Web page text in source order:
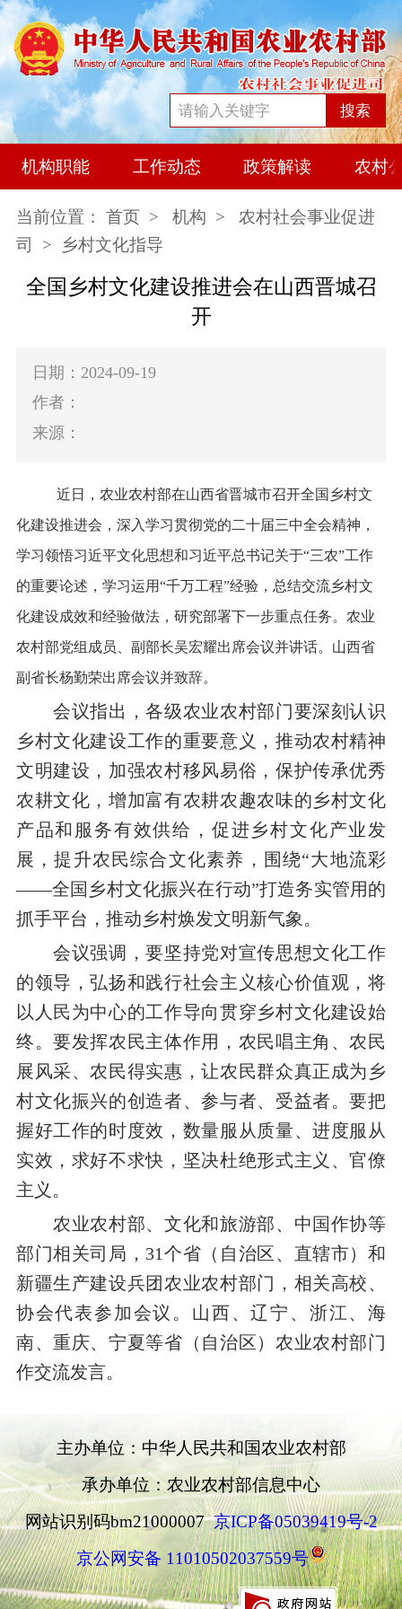
搜索
机构职能 工作动态 政策解读 农村
当前位置： 首页 > 机构 >
农村社会事业促进
司
> 乡村文化指导
全国乡村文化建设推进会在山西晋城召
开
日期：2024-09-19
作者：
来源：
近日，农业农村部在山西省晋城市召开全国乡村文
化建设推进会，深入学习贯彻党的二十届三中全会精神，
学习领悟习近平文化思想和习近平总书记关于“三农”工作
的重要论述，学习运用“千万工程”经验，总结交流乡村文
化建设成效和经验做法，研究部署下一步重点任务。农业
农村部党组成员、副部长吴宏耀出席会议并讲话。山西省
副省长杨勤荣出席会议并致辞。
会议指出，各级农业农村部门要深刻认识
乡村文化建设工作的重要意义，推动农村精神
文明建设，加强农村移风易俗，保护传承优秀
农耕文化，增加富有农耕农趣农味的乡村文化
产品和服务有效供给，促进乡村文化产业发
展，提升农民综合文化素养，围绕“大地流彩
——全国乡村文化振兴在行动”打造务实管用的
抓手平台，推动乡村焕发文明新气象。
会议强调，要坚持党对宣传思想文化工作
的领导，弘扬和践行社会主义核心价值观，将
以人民为中心的工作导向贯穿乡村文化建设始
终。要发挥农民主体作用，农民唱主角、农民
展风采、农民得实惠，让农民群众真正成为乡
村文化振兴的创造者、参与者、受益者。要把
握好工作的时度效，数量服从质量、进度服从
实效，求好不求快，坚决杜绝形式主义、官僚
主义。
农业农村部、文化和旅游部、中国作协等
部门相关司局，31个省（自治区、直辖市）和
新疆生产建设兵团农业农村部门，相关高校、
协会代表参加会议。山西、辽宁、浙江、海
南、重庆、宁夏等省（自治区）农业农村部门
作交流发言。
主办单位：中华人民共和国农业农村部
承办单位：农业农村部信息中心
网站识别码bm21000007京ICP备05039419号-2
京公网安备 11010502037559号